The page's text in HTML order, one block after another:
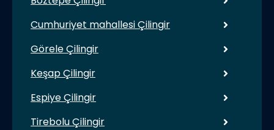
Cumhuriyet mahallesi Çilingir
Görele Çilingir
Keşap Çilingir
Espiye Çilingir
Tirebolu Çilingir